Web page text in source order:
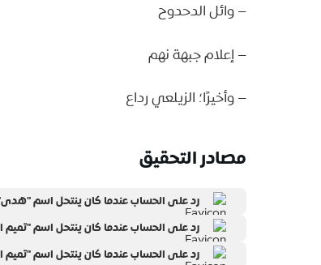
– وائل الدحدوح
– إعلام جبهة نهم
– وأخيرًا؛ الزيلعي رداع
مصادر التحقيق
رد على الحساب عندما كان ينتحل اسم
رد على الحساب عندما كان ينتحل اسم "تميم
رد على الحساب عندما كان ينتحل اسم "تميم